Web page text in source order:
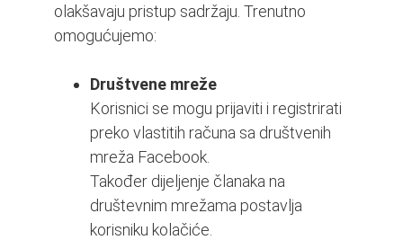
olakšavaju pristup sadržaju. Trenutno
omogućujemo:
Društvene mreže
Korisnici se mogu prijaviti i registrirati
preko vlastitih računa sa društvenih
mreža Facebook.
Također dijeljenje članaka na
društevnim mrežama postavlja
korisniku kolačiće.